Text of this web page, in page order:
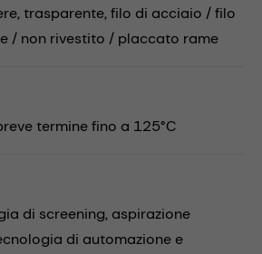
trasparente, filo di acciaio / filo
/ non rivestito / placcato rame
termine fino a 125°C
di screening, aspirazione
di automazione e